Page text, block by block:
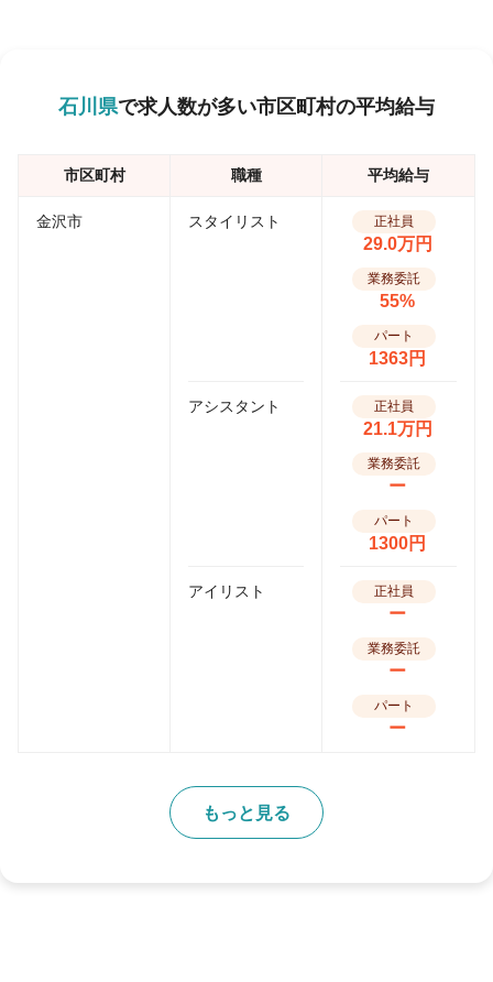
石川県で求人数が多い市区町村の平均給与
市区町村 職種 平均給与
金沢市 スタイリスト 正社員
29.0万円
業務委託
55%
パート
1363円
アシスタント 正社員
21.1万円
業務委託
ー
パート
1300円
アイリスト 正社員
ー
業務委託
ー
パート
ー
もっと見る